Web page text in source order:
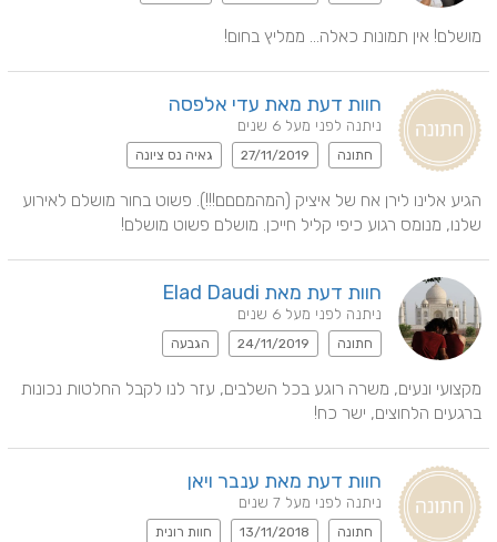
מושלם! אין תמונות כאלה... ממליץ בחום!
חוות דעת מאת עדי אלפסה
ניתנה לפני מעל 6 שנים
חתונה 27/11/2019 גאיה נס ציונה
שלנו, מנומס רגוע כיפי קליל חייכן. מושלם פשוט מושלם!
חוות דעת מאת Elad Daudi
ניתנה לפני מעל 6 שנים
חתונה 24/11/2019 הגבעה
ברגעים הלחוצים, ישר כח!
חוות דעת מאת ענבר ויאן
ניתנה לפני מעל 7 שנים
חתונה 13/11/2018 חוות רונית